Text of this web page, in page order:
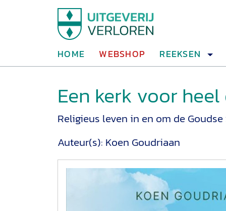
HOME WEBSHOP REEKSEN
Een kerk voor
Religieus leven in en om de Goudse
Auteur(s): Koen Goudriaan